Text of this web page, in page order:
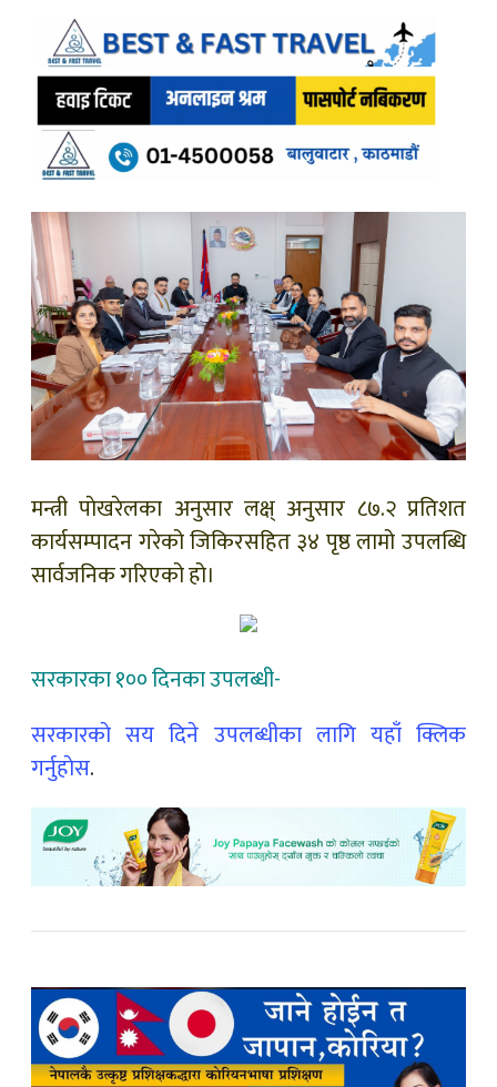
मन्त्री पाेखरेलका अनुसार लक्ष् अनुसार ८७.२ प्रतिशत
कार्यसम्पादन गरेको जिकिरसहित ३४ पृष्ठ लामो उपलब्धि
सार्वजनिक गरिएको हो।
सरकारका १०० दिनका उपलब्धी-
सरकारकाे सय दिने उपलब्धीका लागि यहाँ क्लिक
गर्नुहाेस.